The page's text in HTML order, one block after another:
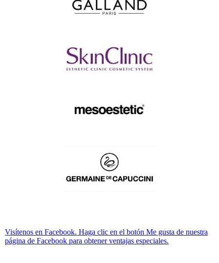
Visítenos en Facebook. Haga clic en el botón Me gusta de nuestra
página de Facebook para obtener ventajas especiales.